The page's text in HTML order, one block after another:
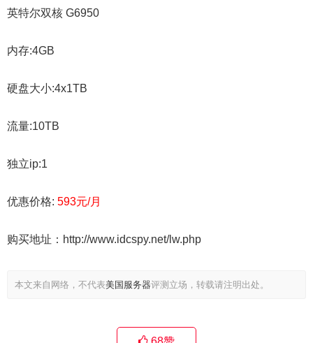
英特尔双核 G6950
内存:4GB
硬盘大小:4x1TB
流量:10TB
独立ip:1
优惠价格: 593元/月
购买地址：http://www.idcspy.net/lw.php
本文来自网络，不代表美国服务器评测立场，转载请注明出处。